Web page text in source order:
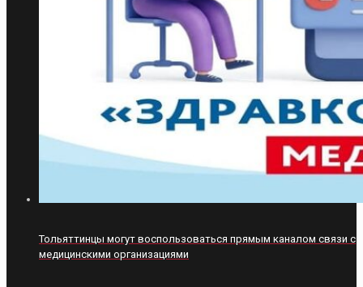
Тольяттинцы могут воспользоваться прямым каналом связи с
медицинскими организациями